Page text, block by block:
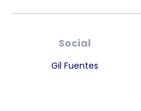
Social
Gil Fuentes